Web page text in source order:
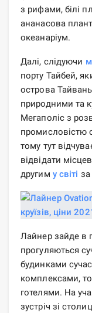
з рифами, білі
ананасова
океанаріум.
Далі, слідуючи
порту Тайбей,
острова
природними та
Мегаполіс з
промисловістю
тому тут
відвідати
другим у світі
Лайнер зайде в
прогуляються
будинками
комплексами,
готелями. На
зустріч зі